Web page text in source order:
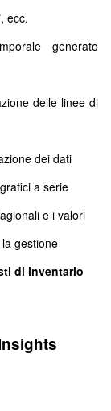
ecc.
generato
delle linee di
dei dati
a serie
e i valori
gestione
di inventario